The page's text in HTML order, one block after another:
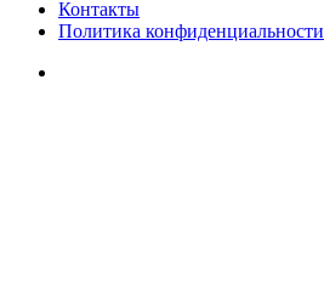
Контакты
Политика конфиденциальности